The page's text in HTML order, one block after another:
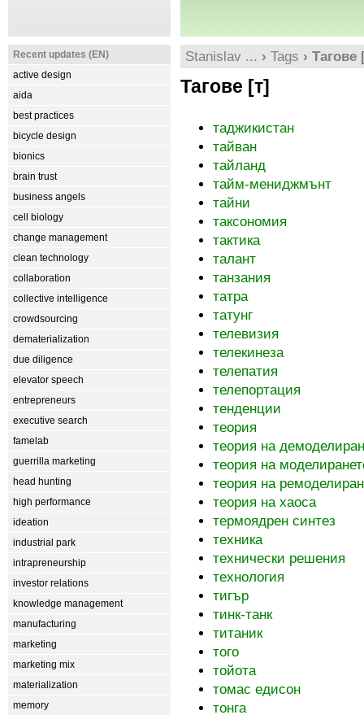
Stanislav ... › Tags › Тагове
Тагове [т]
таджикистан
тайван
тайланд
тайм-мениджмънт
тайни
таксономия
тактика
талант
танзания
татра
татунг
телевизия
телекинеза
телепатия
телепортация
тенденции
теория
теория на
теория на
теория на
теория на хаоса
термоядрен синтез
техника
технически решения
технология
тигър
тинк-танк
титаник
того
тойота
томас едисон
тонга
Recent updates (EN)
active design
aida
best practices
bicycle design
bionics
brain trust
business angels
cell biology
change management
clean technology
collaboration
collective intelligence
crowdsourcing
dematerialization
due diligence
elevator speech
entrepreneurs
executive search
famelab
guerrilla marketing
head hunting
high performance
ideation
industrial park
intrapreneurship
investor relations
knowledge management
manufacturing
marketing
marketing mix
materialization
memory